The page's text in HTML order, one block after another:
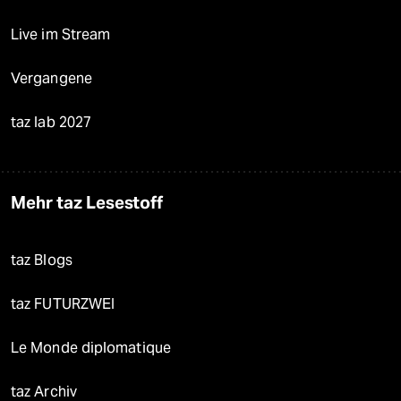
Live im Stream
Vergangene
taz lab 2027
Mehr taz Lesestoff
taz Blogs
taz FUTURZWEI
Le Monde diplomatique
taz Archiv